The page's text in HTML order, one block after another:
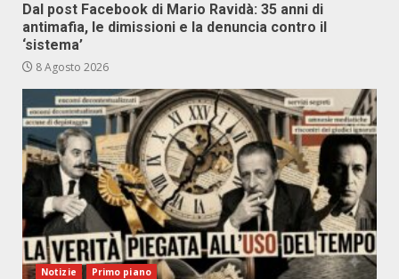
Dal post Facebook di Mario Ravidà: 35 anni di
antimafia, le dimissioni e la denuncia contro il
‘sistema’
8 Agosto 2026
Notizie Primo piano